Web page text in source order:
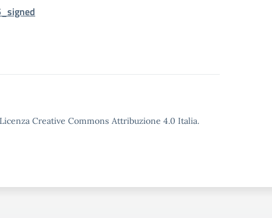
Creative Commons Attribuzione 4.0 Italia.